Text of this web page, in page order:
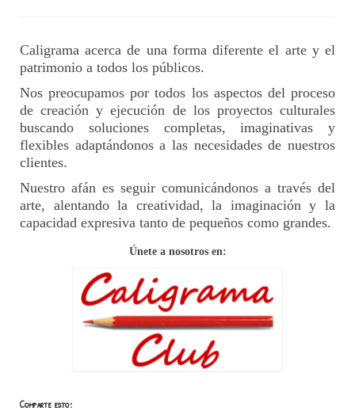
Caligrama acerca de una forma diferente el arte y el
patrimonio a todos los públicos.
Nos preocupamos por todos los aspectos del proceso
de creación y ejecución de los proyectos culturales
buscando soluciones completas, imaginativas y
flexibles adaptándonos a las necesidades de nuestros
clientes.
Nuestro afán es seguir comunicándonos a través del
arte, alentando la creatividad, la imaginación y la
capacidad expresiva tanto de pequeños como grandes.
Únete a nosotros en:
Comparte esto: